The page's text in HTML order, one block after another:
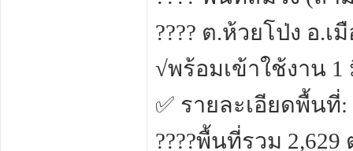
???? ต.ห้วยโป่ง อ.เ
√พร้อมเข้าใช้งาน 1
✅ รายละเอียดพื้นที่:
????พื้นที่รวม 2,629